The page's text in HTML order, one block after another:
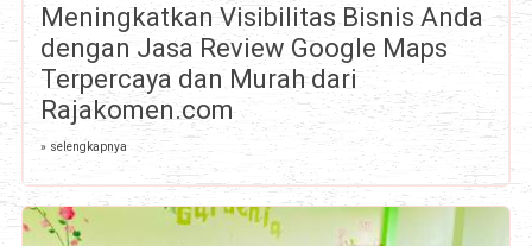
Meningkatkan Visibilitas Bisnis Anda
dengan Jasa Review Google Maps
Terpercaya dan Murah dari
Rajakomen.com
» selengkapnya